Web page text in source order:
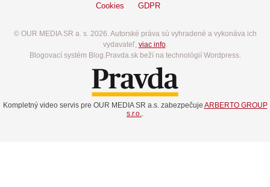
Cookies GDPR
© OUR MEDIA SR a. s. 2026. Autorské práva sú vyhradené a vykonáva ich
vydavateľ, viac info.
Blogovací systém Blog.Pravda.sk beží na technológií Wordpress.
Kompletný video servis pre OUR MEDIA SR a.s. zabezpečuje ARBERTO GROUP
s.r.o.